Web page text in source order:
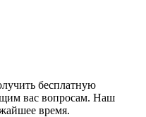
бесплатную
вас вопросам. Наш
время.